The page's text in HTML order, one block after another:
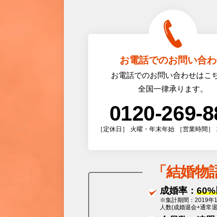
お電話でのお問い合
お電話でのお問い合わせはこ
全国一律承ります。
0120-269-
［定休日］ 火曜・年末年始 ［営業時間］
「結婚物
成婚率：
※集計期間：2019年
人数(成婚退会+通